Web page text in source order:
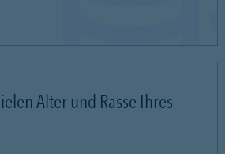
Alter und Rasse Ihres